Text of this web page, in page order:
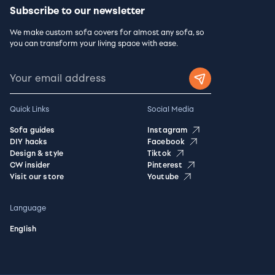
Subscribe to our newsletter
We make custom sofa covers for almost any sofa, so
you can transform your living space with ease.
Quick Links
Sofa guides
DIY hacks
Design & style
CW insider
Visit our store
Social Media
Instagram
Facebook
Tiktok
Pinterest
Youtube
Language
English